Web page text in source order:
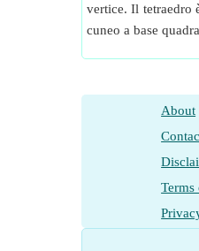
vertice. Il tetraedro
cuneo a base
About
Terms